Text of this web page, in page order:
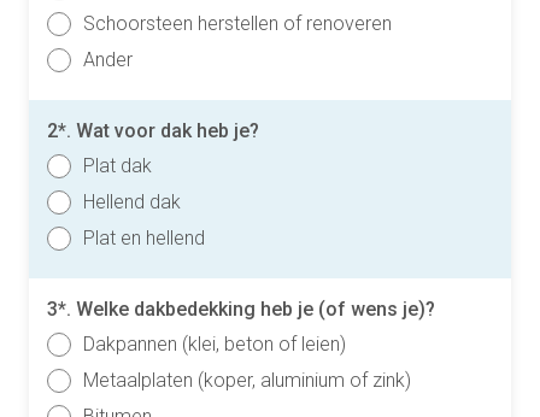
Schoorsteen herstellen of renoveren
Ander
2*. Wat voor dak heb je?
Plat dak
Hellend dak
Plat en hellend
3*. Welke dakbedekking heb je (of wens je)?
Dakpannen (klei, beton of leien)
Metaalplaten (koper, aluminium of zink)